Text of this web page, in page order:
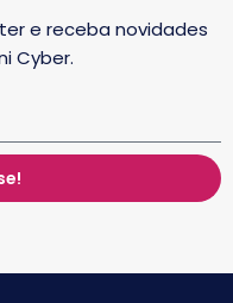
e receba novidades
Cyber.